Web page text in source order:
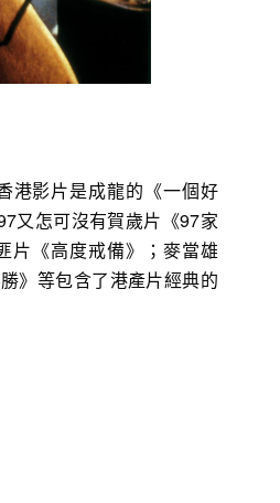
港影片是成龍的《一個好
又怎可沒有賀歲片《97家
片《高度戒備》；麥當雄
》等包含了港產片經典的